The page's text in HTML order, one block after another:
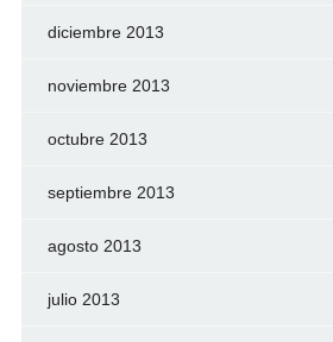
diciembre 2013
noviembre 2013
octubre 2013
septiembre 2013
agosto 2013
julio 2013